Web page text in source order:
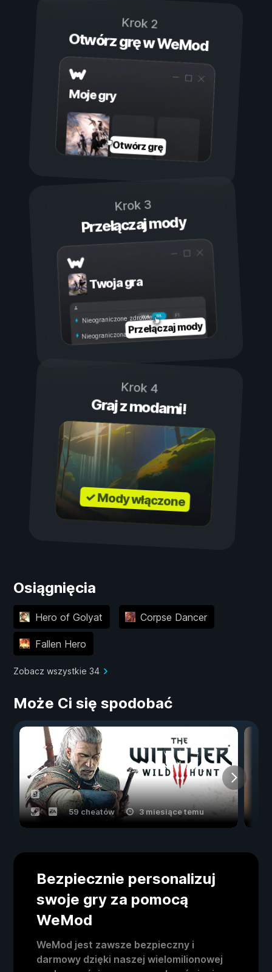
Krok 2
Otwórz grę w WeMod
Moje gry
Otwórz grę
Krok 3
Przełączaj mody
Twoja gra
Wł.
Wył.
Nieograniczone zdrowie
Nieograniczona wytrzymałość
Przełączaj mody
Krok 4
Graj z modami!
✓ Mody włączone
Osiągnięcia
Hero of Golyat Corpse Dancer
Fallen Hero
Zobacz wszystkie 34
Może Ci się spodobać
59 cheatów 3 miesiące temu
Bezpiecznie personalizuj
swoje gry za pomocą
WeMod
WeMod jest zawsze bezpieczny i
darmowy dzięki naszej wielomilionowej